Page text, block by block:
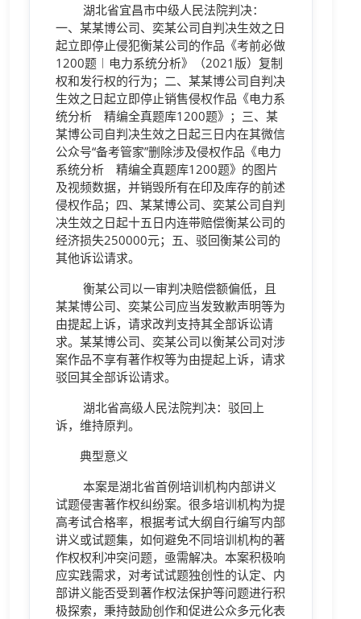
湖北省宜昌市中级人民法院判决：
一、某某博公司、奕某公司自判决生效之日
起立即停止侵犯衡某公司的作品《考前必做
1200题︱电力系统分析》（2021版）复制
权和发行权的行为；二、某某博公司自判决
生效之日起立即停止销售侵权作品《电力系
统分析 精编全真题库1200题》；三、某
某博公司自判决生效之日起三日内在其微信
公众号“备考管家”删除涉及侵权作品《电力
系统分析 精编全真题库1200题》的图片
及视频数据，并销毁所有在印及库存的前述
侵权作品；四、某某博公司、奕某公司自判
决生效之日起十五日内连带赔偿衡某公司的
经济损失250000元；五、驳回衡某公司的
其他诉讼请求。
衡某公司以一审判决赔偿额偏低，且
某某博公司、奕某公司应当发致歉声明等为
由提起上诉，请求改判支持其全部诉讼请
求。某某博公司、奕某公司以衡某公司对涉
案作品不享有著作权等为由提起上诉，请求
驳回其全部诉讼请求。
湖北省高级人民法院判决：驳回上
诉，维持原判。
典型意义
本案是湖北省首例培训机构内部讲义
试题侵害著作权纠纷案。很多培训机构为提
高考试合格率，根据考试大纲自行编写内部
讲义或试题集，如何避免不同培训机构的著
作权权利冲突问题，亟需解决。本案积极响
应实践需求，对考试试题独创性的认定、内
部讲义能否受到著作权法保护等问题进行积
极探索，秉持鼓励创作和促进公众多元化表